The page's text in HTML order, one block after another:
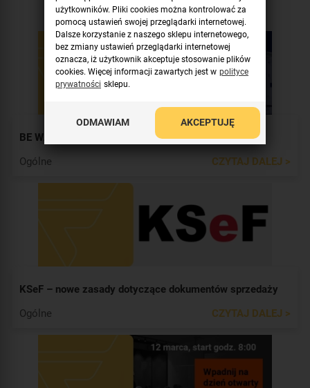
również
BE WAVE SATEL finalistą GIT Security Award 2027
Ogólne
CZYTAJ DALEJ >
KSeF – nowe zasady dotyczące dokumentów sprzedaży
Ogólne
CZYTAJ DALEJ >
użytkowników. Pliki cookies można kontrolować za
pomocą ustawień swojej przeglądarki internetowej.
Dalsze korzystanie z naszego sklepu internetowego,
bez zmiany ustawień przeglądarki internetowej
oznacza, iż użytkownik akceptuje stosowanie plików
cookies. Więcej informacji zawartych jest w polityce
prywatności sklepu.
ODMAWIAM AKCEPTUJĘ